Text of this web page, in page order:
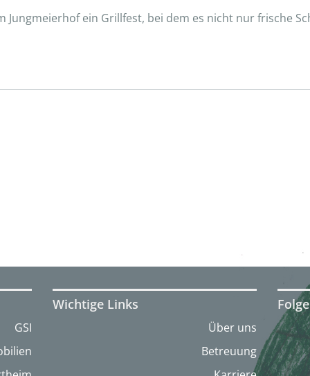
Jungmeierhof ein Grillfest, bei dem es nicht nur frische
GSI
Wichtige Links
Über uns
Betreuung